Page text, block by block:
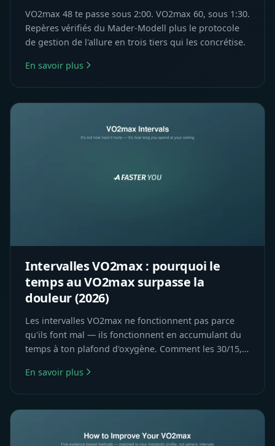
VO2max 48 te passe sous 2:00. VO2max 60, sous 1:30.
Repères vérifiés du Mader-Modell plus le protocole
de gestion de l'allure en trois tiers qui les concrétise.
En savoir plus
Intervalles VO2max : pourquoi le
temps au VO2max surpasse la
douleur (2026)
Les intervalles VO2max ne fonctionnent pas parce
qu'ils font mal — ils fonctionnent en accumulant du
temps à ton plafond d'oxygène. Comment les 30/15,
En savoir plus